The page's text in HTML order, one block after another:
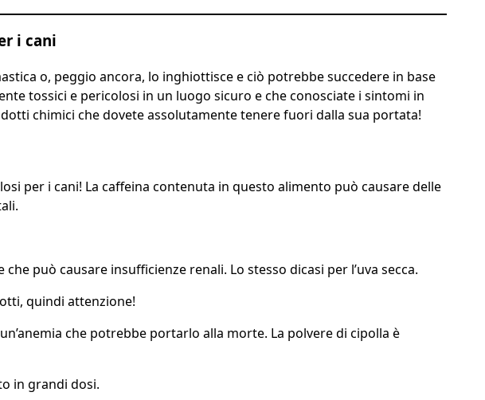
i cani
o, peggio ancora, lo inghiottisce e ciò potrebbe succedere in base
tossici e pericolosi in un luogo sicuro e che conosciate i sintomi in
chimici che dovete assolutamente tenere fuori dalla sua portata!
per i cani! La caffeina contenuta in questo alimento può causare delle
può causare insufficienze renali. Lo stesso dicasi per l’uva secca.
quindi attenzione!
che potrebbe portarlo alla morte. La polvere di cipolla è
in grandi dosi.